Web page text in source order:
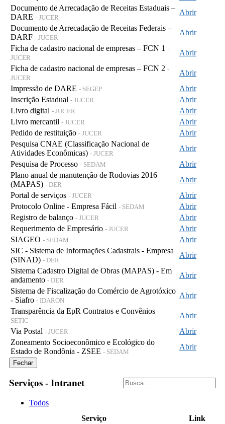
Documento de Arrecadação de Receitas Estaduais –
DARE - JUCER
Abrir
Documento de Arrecadação de Receitas Federais –
DARF - JUCER
Abrir
Ficha de cadastro nacional de empresas – FCN 1 -
JUCER
Abrir
Ficha de cadastro nacional de empresas – FCN 2 -
JUCER
Abrir
Impressão de DARE - SEGEP
Abrir
Inscrição Estadual - JUCER
Abrir
Livro digital - JUCER
Abrir
Livro mercantil - JUCER
Abrir
Pedido de restituição - JUCER
Abrir
Pesquisa CNAE (Classificação Nacional de
Atividades Econômicas) - JUCER
Abrir
Pesquisa de Processo - SEDAM
Abrir
Plano anual de manutenção de Rodovias 2016
(MAPAS) - DER
Abrir
Portal de serviços - JUCER
Abrir
Protocolo Online - Empresa Fácil - SEDAM
Abrir
Registro de balanço - JUCER
Abrir
Requerimento de Empresário - JUCER
Abrir
SIAGEO - SEDAM
Abrir
SIC - Sistema de Informações Cadastrais - Empresa
(SINAD) - DER
Abrir
Sistema Cadastro Digital de Obras (MAPAS) - Em
andamento - DER
Abrir
Sistema de Fiscalização do Comércio de Agrotóxico
- Siafro - IDARON
Abrir
Transparência da EpR Contratos e Convênios -
SETIC
Abrir
Via Postal - JUCER
Abrir
Zoneamento Socioeconômico e Ecológico do
Estado de Rondônia - ZSEE - SEDAM
Abrir
Fechar
Serviços - Intranet
Todos
Serviço
Link